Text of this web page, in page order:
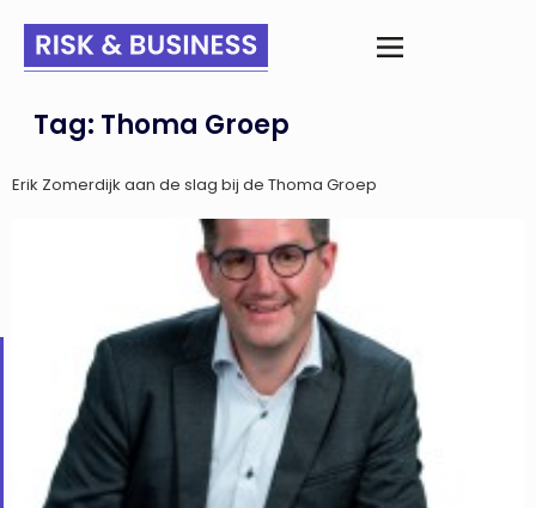
Tag: Thoma Groep
Erik Zomerdijk aan de slag bij de Thoma Groep